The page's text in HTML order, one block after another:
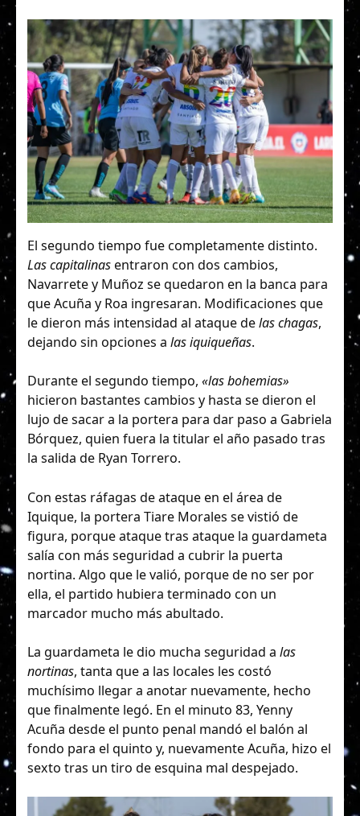
El segundo tiempo fue completamente distinto.
Las capitalinas entraron con dos cambios,
Navarrete y Muñoz se quedaron en la banca para
que Acuña y Roa ingresaran. Modificaciones que
le dieron más intensidad al ataque delas chagas,
dejando sin opciones a las iquiqueñas.
Durante el segundo tiempo, «las bohemias»
hicieron bastantes cambios y hasta se dieron el
lujo de sacar a la portera para dar paso a Gabriela
Bórquez, quien fuera la titular el año pasado tras
la salida de Ryan Torrero.
Con estas ráfagas de ataque en el área de
Iquique, la portera Tiare Morales se vistió de
figura, porque ataque tras ataque la guardameta
salía con más seguridad a cubrir la puerta
nortina. Algo que le valió, porque de no ser por
ella, el partido hubiera terminado con un
marcador mucho más abultado.
La guardameta le dio mucha seguridad a las
nortinas, tanta que a las locales les costó
muchísimo llegar a anotar nuevamente, hecho
que finalmente legó. En el minuto 83, Yenny
Acuña desde el punto penal mandó el balón al
fondo para el quinto y, nuevamente Acuña, hizo el
sexto tras un tiro de esquina mal despejado.